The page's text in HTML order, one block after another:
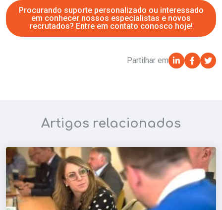
Procurando suporte personalizado ou interessado
em conhecer nossos especialistas e novos
recrutados? Entre em contato conosco hoje!
Partilhar em
Artigos relacionados